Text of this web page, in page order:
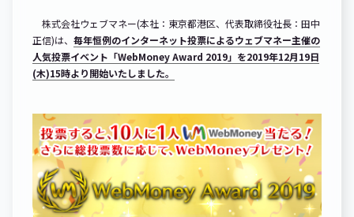
株式会社ウェブマネー(本社：東京都港区、代表取締役社長：田中
正信)は、 毎年恒例のインターネット投票によるウェブマネー主催の
人気投票イベント「WebMoney Award 2019」を2019年12月19日
(木)15時より開始いたしました。